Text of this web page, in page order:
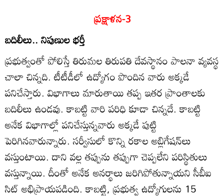
ప్రక్షాళన-3
బదిలీలు.. నిపుణుల భర్తీ
ప్రభుత్వంతో పోలిస్తే తిరుమల తిరుపతి దేవస్థానం పాలనా వ్యవస్థ
చాలా చిన్నది. టీటీడీలో ఉద్యోగం పొందిన వారు అక్కడే
పనిచేస్తారు. విభాగాలు మారుతాయి తప్ప ఇతర ప్రాంతాలకు
బదిలీలు ఉండవు. కాబట్టి వారి పరిధి కూడా చిన్నదే. కాబట్టి
అనేక విభాగాల్లో పనిచేస్తున్నవారు అక్కడే పుట్టి
పెరిగినవారున్నారు. సర్వీసులో కొన్ని రకాల అబ్లిగేషన్‌లు
వస్తుంటాయి. దాని వల్ల తప్పును తప్పుగా చెప్పలేని పరిస్థితులు
వస్తున్నాయి. దీంతో అనేక అనర్థాలు జరిగిపోతున్నాయని సీబీఐ
సిట్‌ అభిప్రాయపడింది. కాబట్టి, ప్రభుత్వ ఉద్యోగులను 15